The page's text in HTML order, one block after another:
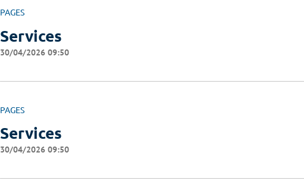
PAGES
Services
30/04/2026 09:50
PAGES
Services
30/04/2026 09:50